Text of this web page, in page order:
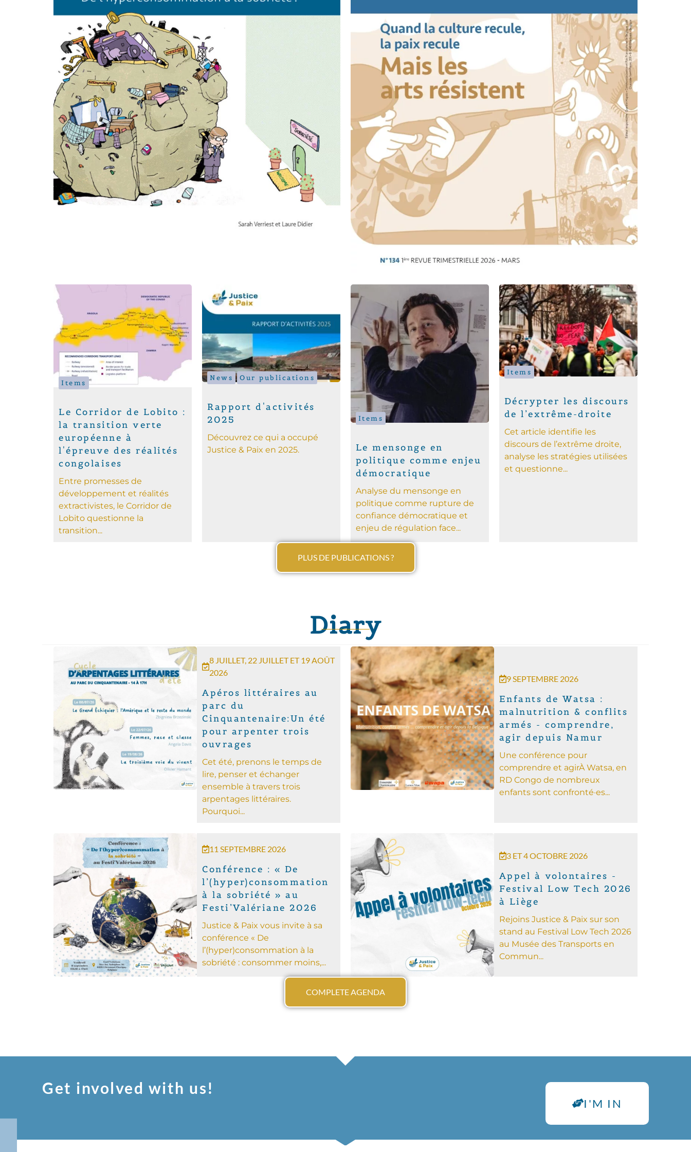
Items
Le Corridor de Lobito :
la transition verte
européenne à
l'épreuve des réalités
congolaises
Entre promesses de
développement et réalités
extractivistes, le Corridor de
Lobito questionne la
transition...
News Our publications
Rapport d'activités
2025
Découvrez ce qui a occupé
Justice & Paix en 2025.
Items
Le mensonge en
politique comme enjeu
démocratique
Analyse du mensonge en
politique comme rupture de
confiance démocratique et
enjeu de régulation face...
Items
Décrypter les discours
de l’extrême-droite
Cet article identifie les
discours de l’extrême droite,
analyse les stratégies utilisées
et questionne...
PLUS DE PUBLICATIONS ?
Diary
8 JUILLET, 22 JUILLET ET 19 AOÛT
2026
Apéros littéraires au
parc du
Cinquantenaire:Un été
pour arpenter trois
ouvrages
Cet été, prenons le temps de
lire, penser et échanger
ensemble à travers trois
arpentages littéraires.
Pourquoi...
9 SEPTEMBRE 2026
Enfants de Watsa :
malnutrition & conflits
armés - comprendre,
agir depuis Namur
Une conférence pour
comprendre et agir ​​À Watsa, en
RD Congo de nombreux
enfants sont confronté·es...
11 SEPTEMBRE 2026
Conférence : « De
l’(hyper)consommation
à la sobriété » au
Festi’Valériane 2026
Justice & Paix vous invite à sa
conférence « De
l’(hyper)consommation à la
sobriété : consommer moins,...
3 ET 4 OCTOBRE 2026
Appel à volontaires -
Festival Low Tech 2026
à Liège
Rejoins Justice & Paix sur son
stand au Festival Low Tech 2026
au Musée des Transports en
Commun...
COMPLETE AGENDA
Get involved with us!
I'M IN